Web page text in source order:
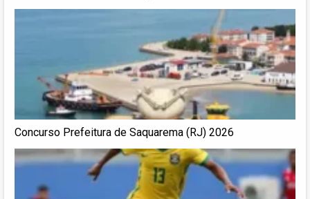
Concurso Prefeitura de Saquarema (RJ) 2026